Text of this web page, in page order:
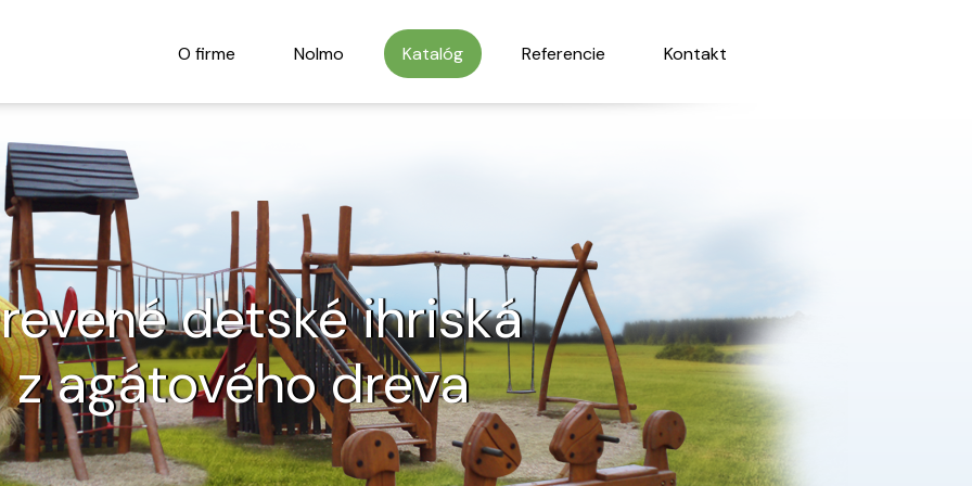
O firme Nolmo Katalóg Referencie Kontakt
detské ihriská
z agátového dreva